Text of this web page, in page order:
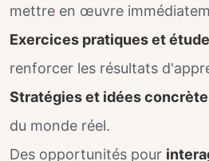
mettre en œuvre
Exercices pratiques et
renforcer les résultats
Stratégies et idées
du monde réel.
Des opportunités pour